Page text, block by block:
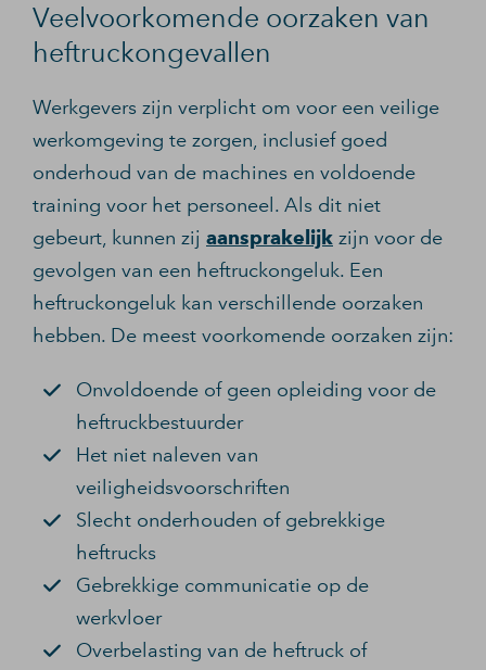
Veelvoorkomende oorzaken van
heftruckongevallen
Werkgevers zijn verplicht om voor een veilige
werkomgeving te zorgen, inclusief goed
onderhoud van de machines en voldoende
training voor het personeel. Als dit niet
gebeurt, kunnen zij aansprakelijk zijn voor de
gevolgen van een heftruckongeluk. Een
heftruckongeluk kan verschillende oorzaken
hebben. De meest voorkomende oorzaken zijn:
Onvoldoende of geen opleiding voor de
heftruckbestuurder
Het niet naleven van
veiligheidsvoorschriften
Slecht onderhouden of gebrekkige
heftrucks
Gebrekkige communicatie op de
werkvloer
Overbelasting van de heftruck of